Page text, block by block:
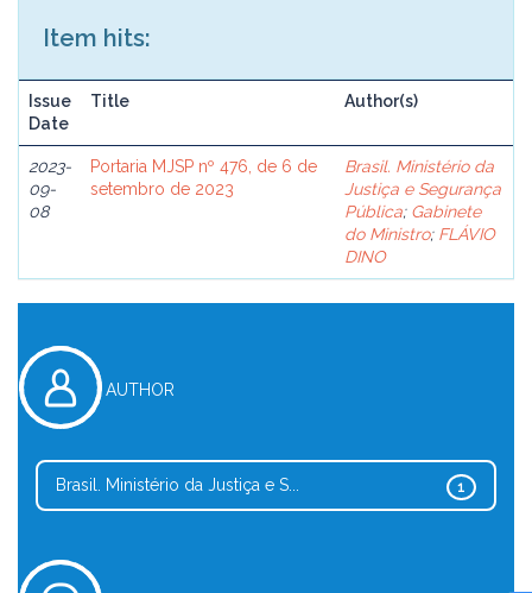
Item hits:
Issue
Date
Title Author(s)
2023-
09-
08
Portaria MJSP nº 476, de 6 de
setembro de 2023
Brasil. Ministério da
Justiça e Segurança
Pública; Gabinete
do Ministro; FLÁVIO
DINO
AUTHOR
1
Brasil. Ministério da Justiça e S...